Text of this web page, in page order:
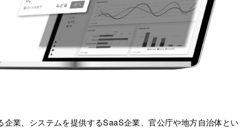
企業、システムを提供するSaaS企業、官公庁や地方自治体とい